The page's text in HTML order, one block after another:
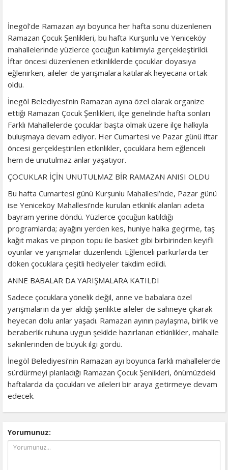
İnegöl’de Ramazan ayı boyunca her hafta sonu düzenlenen
Ramazan Çocuk Şenlikleri, bu hafta Kurşunlu ve Yeniceköy
mahallelerinde yüzlerce çocuğun katılımıyla gerçekleştirildi.
İftar öncesi düzenlenen etkinliklerde çocuklar doyasıya
eğlenirken, aileler de yarışmalara katılarak heyecana ortak
oldu.
İnegöl Belediyesi’nin Ramazan ayına özel olarak organize
ettiği Ramazan Çocuk Şenlikleri, ilçe genelinde hafta sonları
Farklı Mahallelerde çocuklar başta olmak üzere ilçe halkıyla
buluşmaya devam ediyor. Her Cumartesi ve Pazar günü iftar
öncesi gerçekleştirilen etkinlikler, çocuklara hem eğlenceli
hem de unutulmaz anlar yaşatıyor.
ÇOCUKLAR İÇİN UNUTULMAZ BİR RAMAZAN ANISI OLDU
Bu hafta Cumartesi günü Kurşunlu Mahallesi’nde, Pazar günü
ise Yeniceköy Mahallesi’nde kurulan etkinlik alanları adeta
bayram yerine döndü. Yüzlerce çocuğun katıldığı
programlarda; ayağını yerden kes, huniye halka geçirme, taş
kağıt makas ve pinpon topu ile basket gibi birbirinden keyifli
oyunlar ve yarışmalar düzenlendi. Eğlenceli parkurlarda ter
döken çocuklara çeşitli hediyeler takdim edildi.
ANNE BABALAR DA YARIŞMALARA KATILDI
Sadece çocuklara yönelik değil, anne ve babalara özel
yarışmaların da yer aldığı şenlikte aileler de sahneye çıkarak
heyecan dolu anlar yaşadı. Ramazan ayının paylaşma, birlik ve
beraberlik ruhuna uygun şekilde hazırlanan etkinlikler, mahalle
sakinlerinden de büyük ilgi gördü.
İnegöl Belediyesi’nin Ramazan ayı boyunca farklı mahallelerde
sürdürmeyi planladığı Ramazan Çocuk Şenlikleri, önümüzdeki
haftalarda da çocukları ve aileleri bir araya getirmeye devam
edecek.
Yorumunuz: